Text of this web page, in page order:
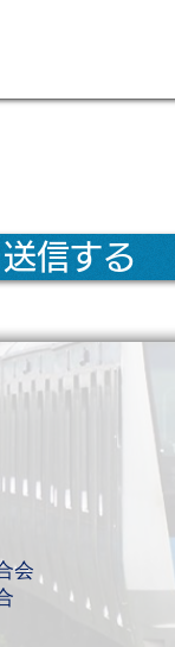
送信する
会